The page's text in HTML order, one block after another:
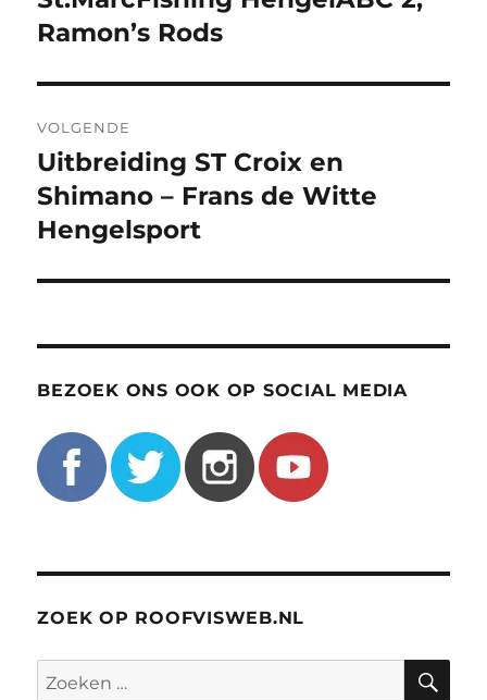
bericht:
Ramon’s Rods
VOLGENDE
Volgend
bericht:
Uitbreiding ST Croix en
Shimano – Frans de Witte
Hengelsport
BEZOEK ONS OOK OP SOCIAL MEDIA
ZOEK OP ROOFVISWEB.NL
Zoeken